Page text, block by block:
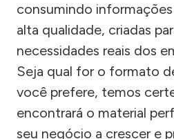
consumindo
alta qualidade, criadas
necessidades reais dos
Seja qual for o formato
você prefere, temos
encontrará o material
seu negócio a crescer e